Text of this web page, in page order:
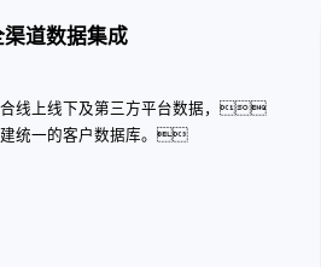
渠道数据集成
线上线下及第三方平台数据，
统一的客户数据库。